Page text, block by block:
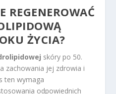
REGENEROWAĆ
ŻYCIA?
skóry po 50.
zachowania jej zdrowia i
ten wymaga
odpowiednich